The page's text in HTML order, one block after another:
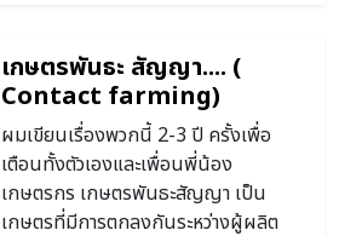
เกษตรพันธะ สัญญา.... (
Contact farming)
ผมเขียนเรื่องพวกนี้ 2-3 ปี ครั้งเพื่อ
เตือนทั้งตัวเองและเพื่อนพี่น้อง
เกษตรกร เกษตรพันธะสัญญา เป็น
เกษตรที่มีการตกลงกันระหว่างผู้ผลิต